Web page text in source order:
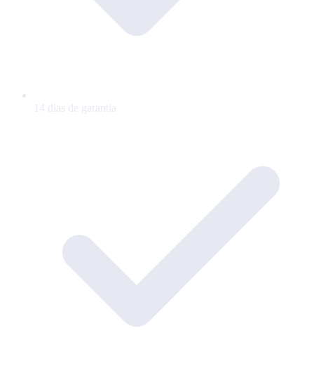
14 dias de garantia